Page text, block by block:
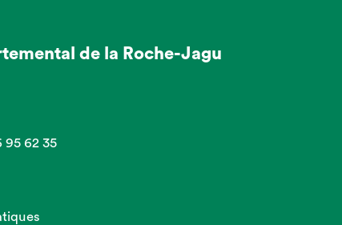
de la Roche-Jagu
95 62 35